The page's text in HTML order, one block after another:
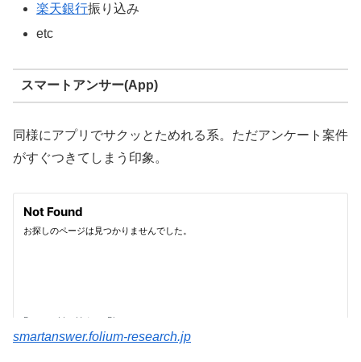
楽天銀行振り込み
etc
スマートアンサー(App)
同様にアプリでサクッとためれる系。ただアンケート案件
がすぐつきてしまう印象。
smartanswer.folium-research.jp